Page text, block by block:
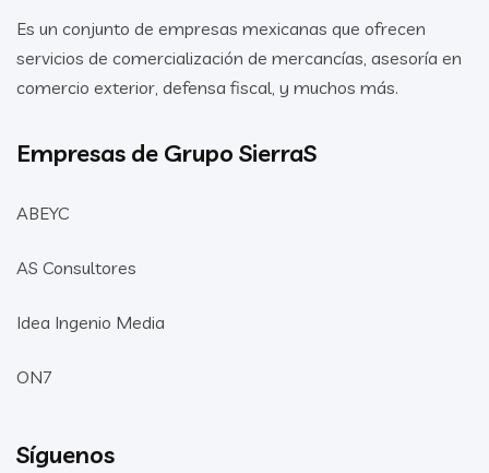
Es un conjunto de empresas mexicanas que ofrecen
servicios de comercialización de mercancías, asesoría en
comercio exterior, defensa fiscal, y muchos más.
Empresas de Grupo SierraS
ABEYC
AS Consultores
Idea Ingenio Media
ON7
Síguenos